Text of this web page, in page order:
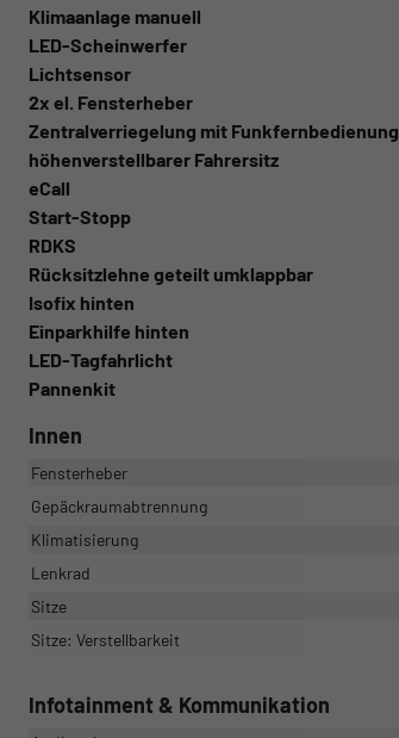
Klimaanlage manuell
LED-Scheinwerfer
Lichtsensor
2x el. Fensterheber
Zentralverriegelung mit Funkfernbedienung
höhenverstellbarer Fahrersitz
eCall
Start-Stopp
RDKS
Rücksitzlehne geteilt umklappbar
Isofix hinten
Einparkhilfe hinten
LED-Tagfahrlicht
Pannenkit
Innen
Fensterheber
Gepäckraumabtrennung
Klimatisierung
Lenkrad
Sitze
Sitze: Verstellbarkeit
Infotainment & Kommunikation